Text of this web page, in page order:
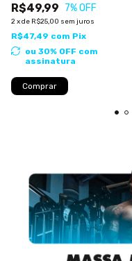
R$49,99 7% OFF
2xde R$25,00 sem juros
R$47,49 com Pix
ou 30% OFF com
assinatura
Comprar